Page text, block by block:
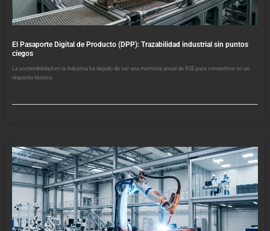
El Pasaporte Digital de Producto (DPP): Trazabilidad industrial sin puntos
ciegos
La sostenibilidad en la industria ha dejado de ser una memoria anual de RSE para convertirse en un
requisito técnico